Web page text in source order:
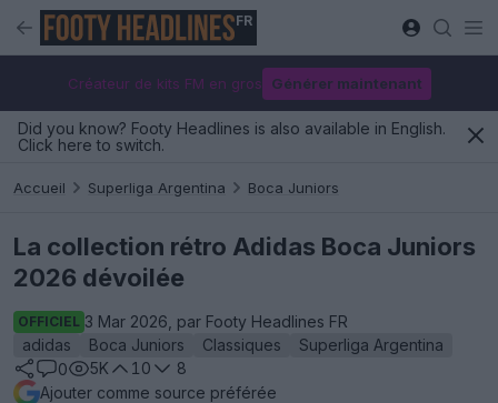
FR
Créateur de kits FM en gros Générer maintenant
Did you know? Footy Headlines is also available in English.
Click here to switch.
Accueil Superliga Argentina Boca Juniors
La collection rétro Adidas Boca Juniors
2026 dévoilée
OFFICIEL 3 Mar 2026, par Footy Headlines FR
adidas
Boca Juniors Classiques
Superliga Argentina
0
5K 10
8
Ajouter comme source préférée